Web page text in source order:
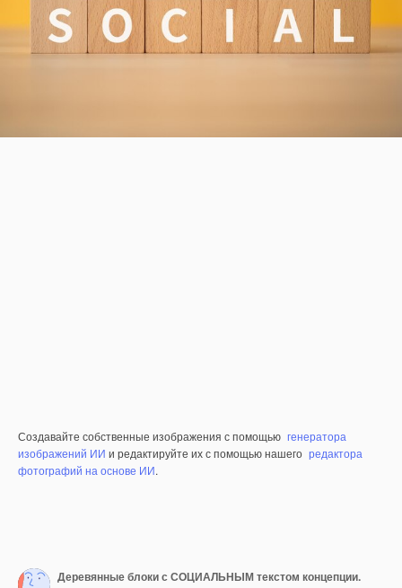
Создавайте собственные изображения с помощью генератора
изображений ИИ и редактируйте их с помощью нашего редактора
фотографий на основе ИИ.
Деревянные блоки с СОЦИАЛЬНЫМ текстом концепции.